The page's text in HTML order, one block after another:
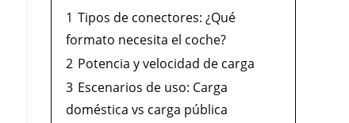
1 Tipos de conectores: ¿Qué
formato necesita el coche?
2 Potencia y velocidad de carga
3 Escenarios de uso: Carga
doméstica vs carga pública